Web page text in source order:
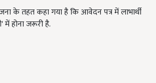
के तहत कहा गया है कि आवेदन पत्र में लाभार्थी
में होना जरूरी है.